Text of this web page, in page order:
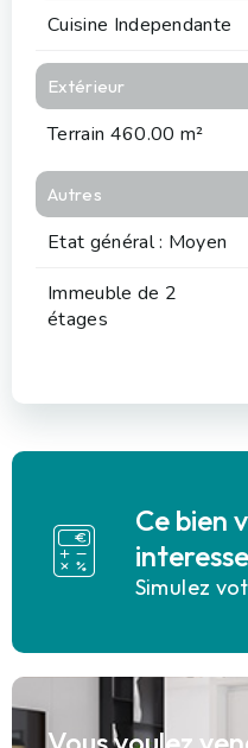
Cuisine Independante
Extérieur
Terrain 460.00 m²
Autres
Etat général : Moyen
Immeuble de 2
étages
Ce bien
Simulez